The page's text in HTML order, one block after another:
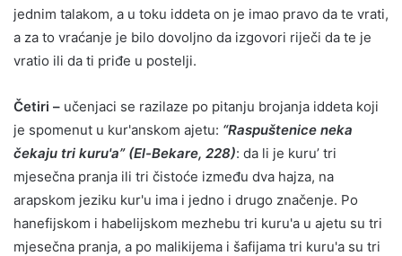
jednim talakom, a u toku iddeta on je imao pravo da te vrati,
a za to vraćanje je bilo dovoljno da izgovori riječi da te je
vratio ili da ti priđe u postelji.
Četiri – učenjaci se razilaze po pitanju brojanja iddeta koji
je spomenut u kur'anskom ajetu: “Raspuštenice neka
čekaju tri kuru'a” (El-Bekare, 228): da li je kuru’ tri
mjesečna pranja ili tri čistoće između dva hajza, na
arapskom jeziku kur'u ima i jedno i drugo značenje. Po
hanefijskom i habelijskom mezhebu tri kuru'a u ajetu su tri
mjesečna pranja, a po malikijema i šafijama tri kuru'a su tri